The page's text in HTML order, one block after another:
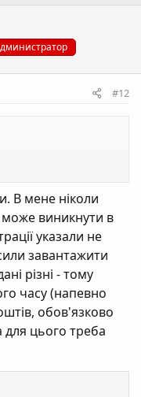
#12
В мене ніколи
виникнути в
указали не
завантажити
різні - тому
часу (напевно
обов'язково
для цього треба